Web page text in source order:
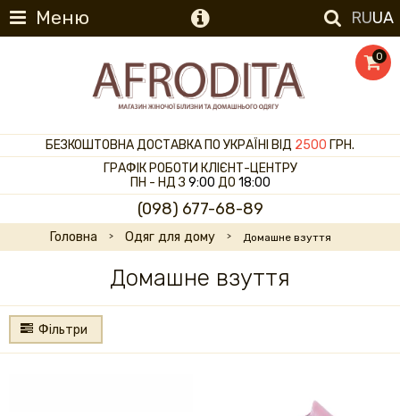
Меню RUUA
0
БЕЗКОШТОВНА ДОСТАВКА ПО УКРАЇНІ ВІД 2500 ГРН.
ГРАФІК РОБОТИ КЛІЄНТ-ЦЕНТРУ
ПН - НД З 9:00 ДО 18:00
(098) 677-68-89
Головна Одяг для дому Домашне взуття
Фільтри
Домашне взуття